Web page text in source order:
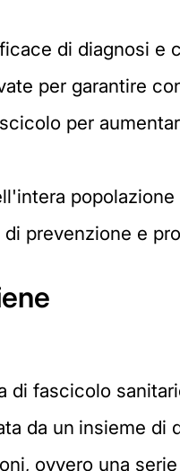
di diagnosi e
per garantire
per
prevenzione e
di fascicolo
da un insieme di
ovvero una